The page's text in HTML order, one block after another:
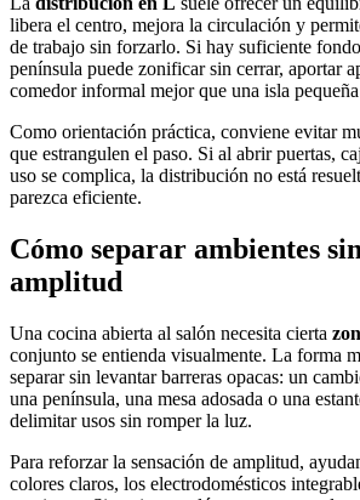
libera el centro, mejora la circulación y
de trabajo sin forzarlo. Si hay suficiente
península puede zonificar sin cerrar, aportar
comedor informal mejor que una isla
Como orientación práctica, conviene evitar
que estrangulen el paso. Si al abrir puertas,
uso se complica, la distribución no está
parezca eficiente.
Cómo separar ambientes
amplitud
Una cocina abierta al salón necesita cierta
conjunto se entienda visualmente. La forma
separar sin levantar barreras opacas: un
una península, una mesa adosada o una
delimitar usos sin romper la luz.
Para reforzar la sensación de amplitud,
colores claros, los electrodomésticos